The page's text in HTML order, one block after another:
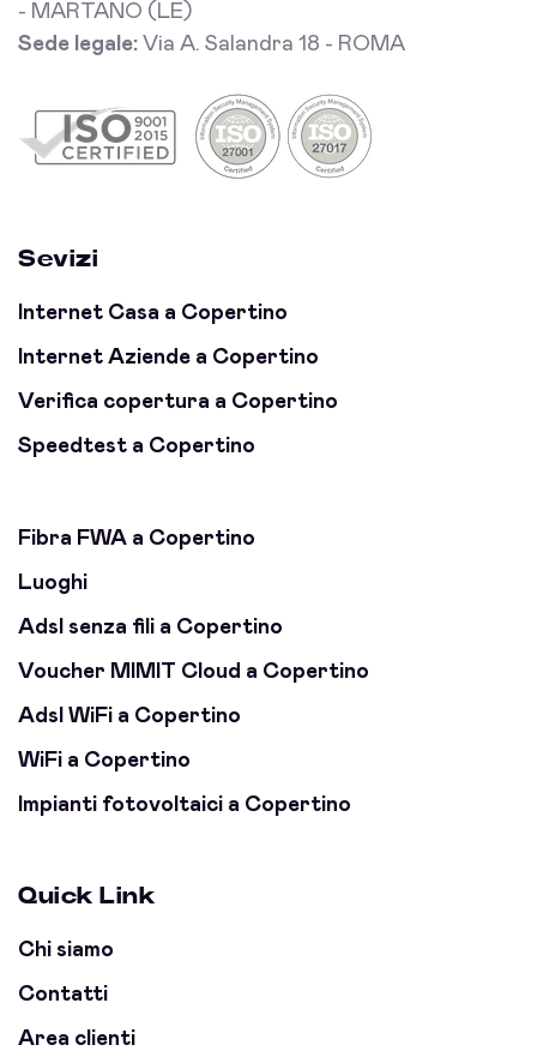
- MARTANO (LE)
Sede legale: Via A. Salandra 18 - ROMA
Sevizi
Internet Casa a Copertino
Internet Aziende a Copertino
Verifica copertura a Copertino
Speedtest a Copertino
Fibra FWA a Copertino
Luoghi
Adsl senza fili a Copertino
Voucher MIMIT Cloud a Copertino
Adsl WiFi a Copertino
WiFi a Copertino
Impianti fotovoltaici a Copertino
Quick Link
Chi siamo
Contatti
Area clienti